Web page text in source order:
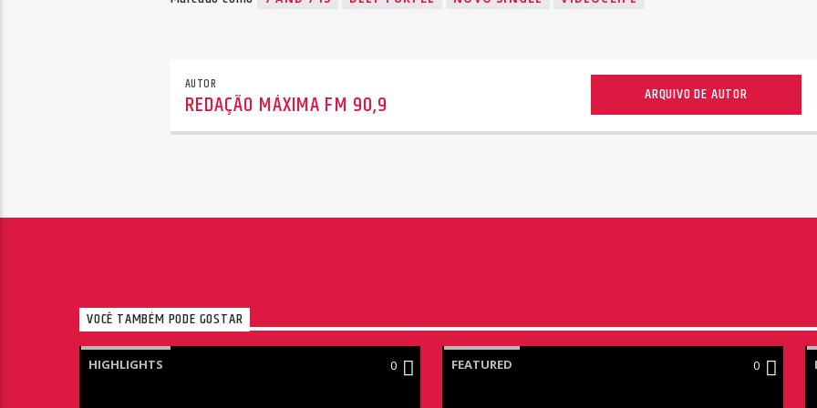
AUTOR
REDAÇÃO MÁXIMA FM 90,9 ARQUIVO DE AUTOR
VOCÊ TAMBÉM PODE GOSTAR
HIGHLIGHTS 0 FEATURED 0